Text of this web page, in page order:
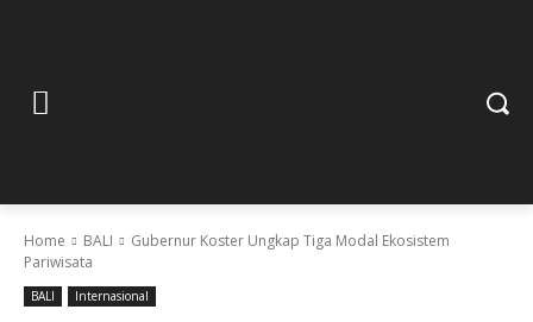
Home BALI
Gubernur Koster Ungkap Tiga Modal Ekosistem
Pariwisata
BALI Internasional